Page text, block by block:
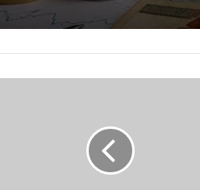
عصر الكوارث المناخية؟